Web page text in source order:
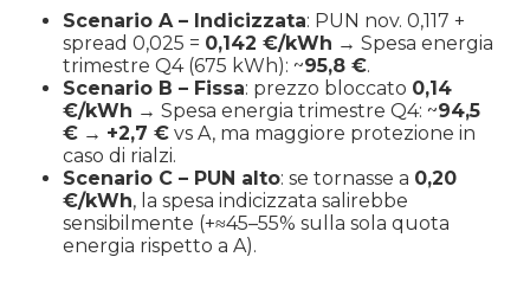
2021
Novembre
2021
€ 0.226 € 225.95 +3.8%
Ottobre
2021
€ 0.218 € 217.63 +37.2%
Settembre
€ 0.159
Scenario A – Indicizzata: PUN nov. 0,117 +
spread 0,025 = 0,142 €/kWh → Spesa energia
trimestre Q4 (675 kWh): ~95,8 €.
Scenario B – Fissa: prezzo bloccato 0,14
€/kWh → Spesa energia trimestre Q4: ~94,5
€ → +2,7 € vs A, ma maggiore protezione in
caso di rialzi.
Scenario C – PUN alto: se tornasse a 0,20
€/kWh, la spesa indicizzata salirebbe
sensibilmente (+≈45–55% sulla sola quota
energia rispetto a A).